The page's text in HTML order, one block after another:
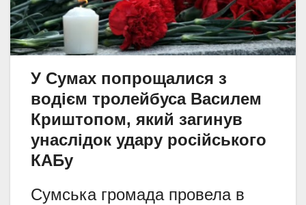
У Сумах попрощалися з
водієм тролейбуса Василем
Криштопом, який загинув
унаслідок удару російського
КАБу
Сумська громада провела в